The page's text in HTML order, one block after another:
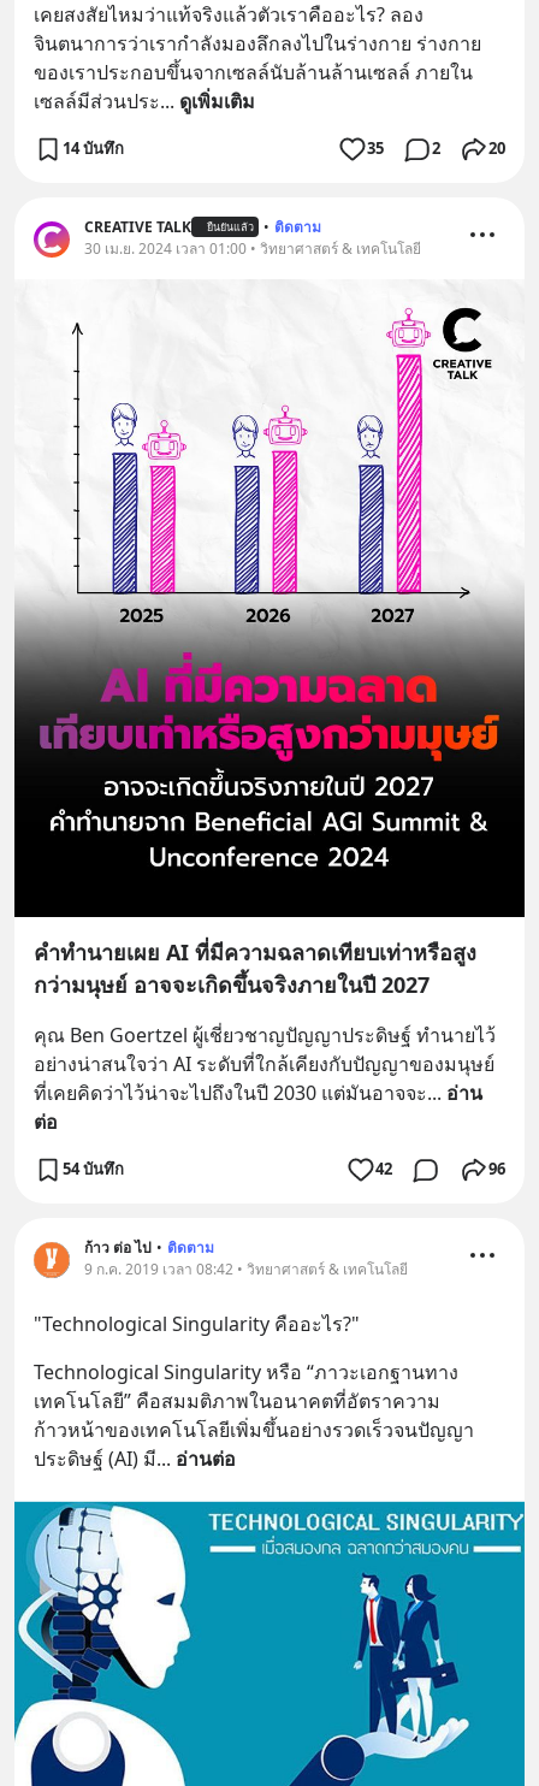
เคยสงสัยไหมว่าแท้จริงแล้วตัวเราคืออะไร? ลอง
จินตนาการว่าเรากำลังมองลึกลงไปในร่างกาย ร่างกาย
ของเราประกอบขึ้นจากเซลล์นับล้านล้านเซลล์ ภายใน
เซลล์มีส่วนประ... ดูเพิ่มเติม
14 บันทึก 35 2 20
CREATIVE TALK ยืนยันแล้ว • ติดตาม
30 เม.ย. 2024 เวลา 01:00 • วิทยาศาสตร์ & เทคโนโลยี
คำทำนายเผย AI ที่มีความฉลาดเทียบเท่าหรือสูง
กว่ามนุษย์ อาจจะเกิดขึ้นจริงภายในปี 2027
คุณ Ben Goertzel ผู้เชี่ยวชาญปัญญาประดิษฐ์ ทำนายไว้
อย่างน่าสนใจว่า AI ระดับที่ใกล้เคียงกับปัญญาของมนุษย์
ที่เคยคิดว่าไว้น่าจะไปถึงในปี 2030 แต่มันอาจจะ... อ่าน
ต่อ
54 บันทึก 42 96
ก้าว ต่อ ไป • ติดตาม
9 ก.ค. 2019 เวลา 08:42 • วิทยาศาสตร์ & เทคโนโลยี
"Technological Singularity คืออะไร?"
Technological Singularity หรือ “ภาวะเอกฐานทาง
เทคโนโลยี” คือสมมติภาพในอนาคตที่อัตราความ
ก้าวหน้าของเทคโนโลยีเพิ่มขึ้นอย่างรวดเร็วจนปัญญา
ประดิษฐ์ (AI) มี... อ่านต่อ